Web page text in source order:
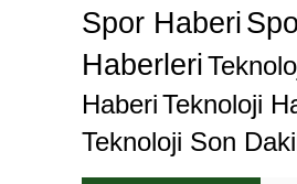
Spor Haberi
Haberleri
HaberiTeknoloji
Teknoloji Son